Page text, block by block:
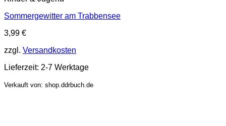
Sommergewitter am Trabbensee
3,99 €
zzgl. Versandkosten
Lieferzeit: 2-7 Werktage
Verkauft von: shop.ddrbuch.de